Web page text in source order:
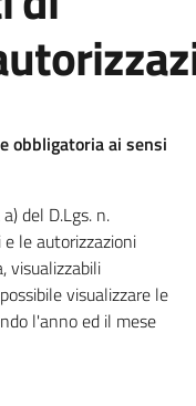
obbligatoria ai sensi
del D.Lgs. n.
le autorizzazioni
visualizzabili
visualizzare le
l'anno ed il mese